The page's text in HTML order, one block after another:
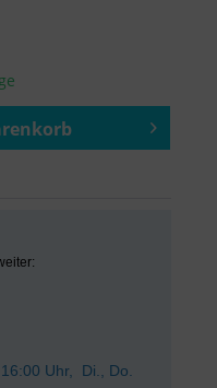
Uhr, Di., Do.